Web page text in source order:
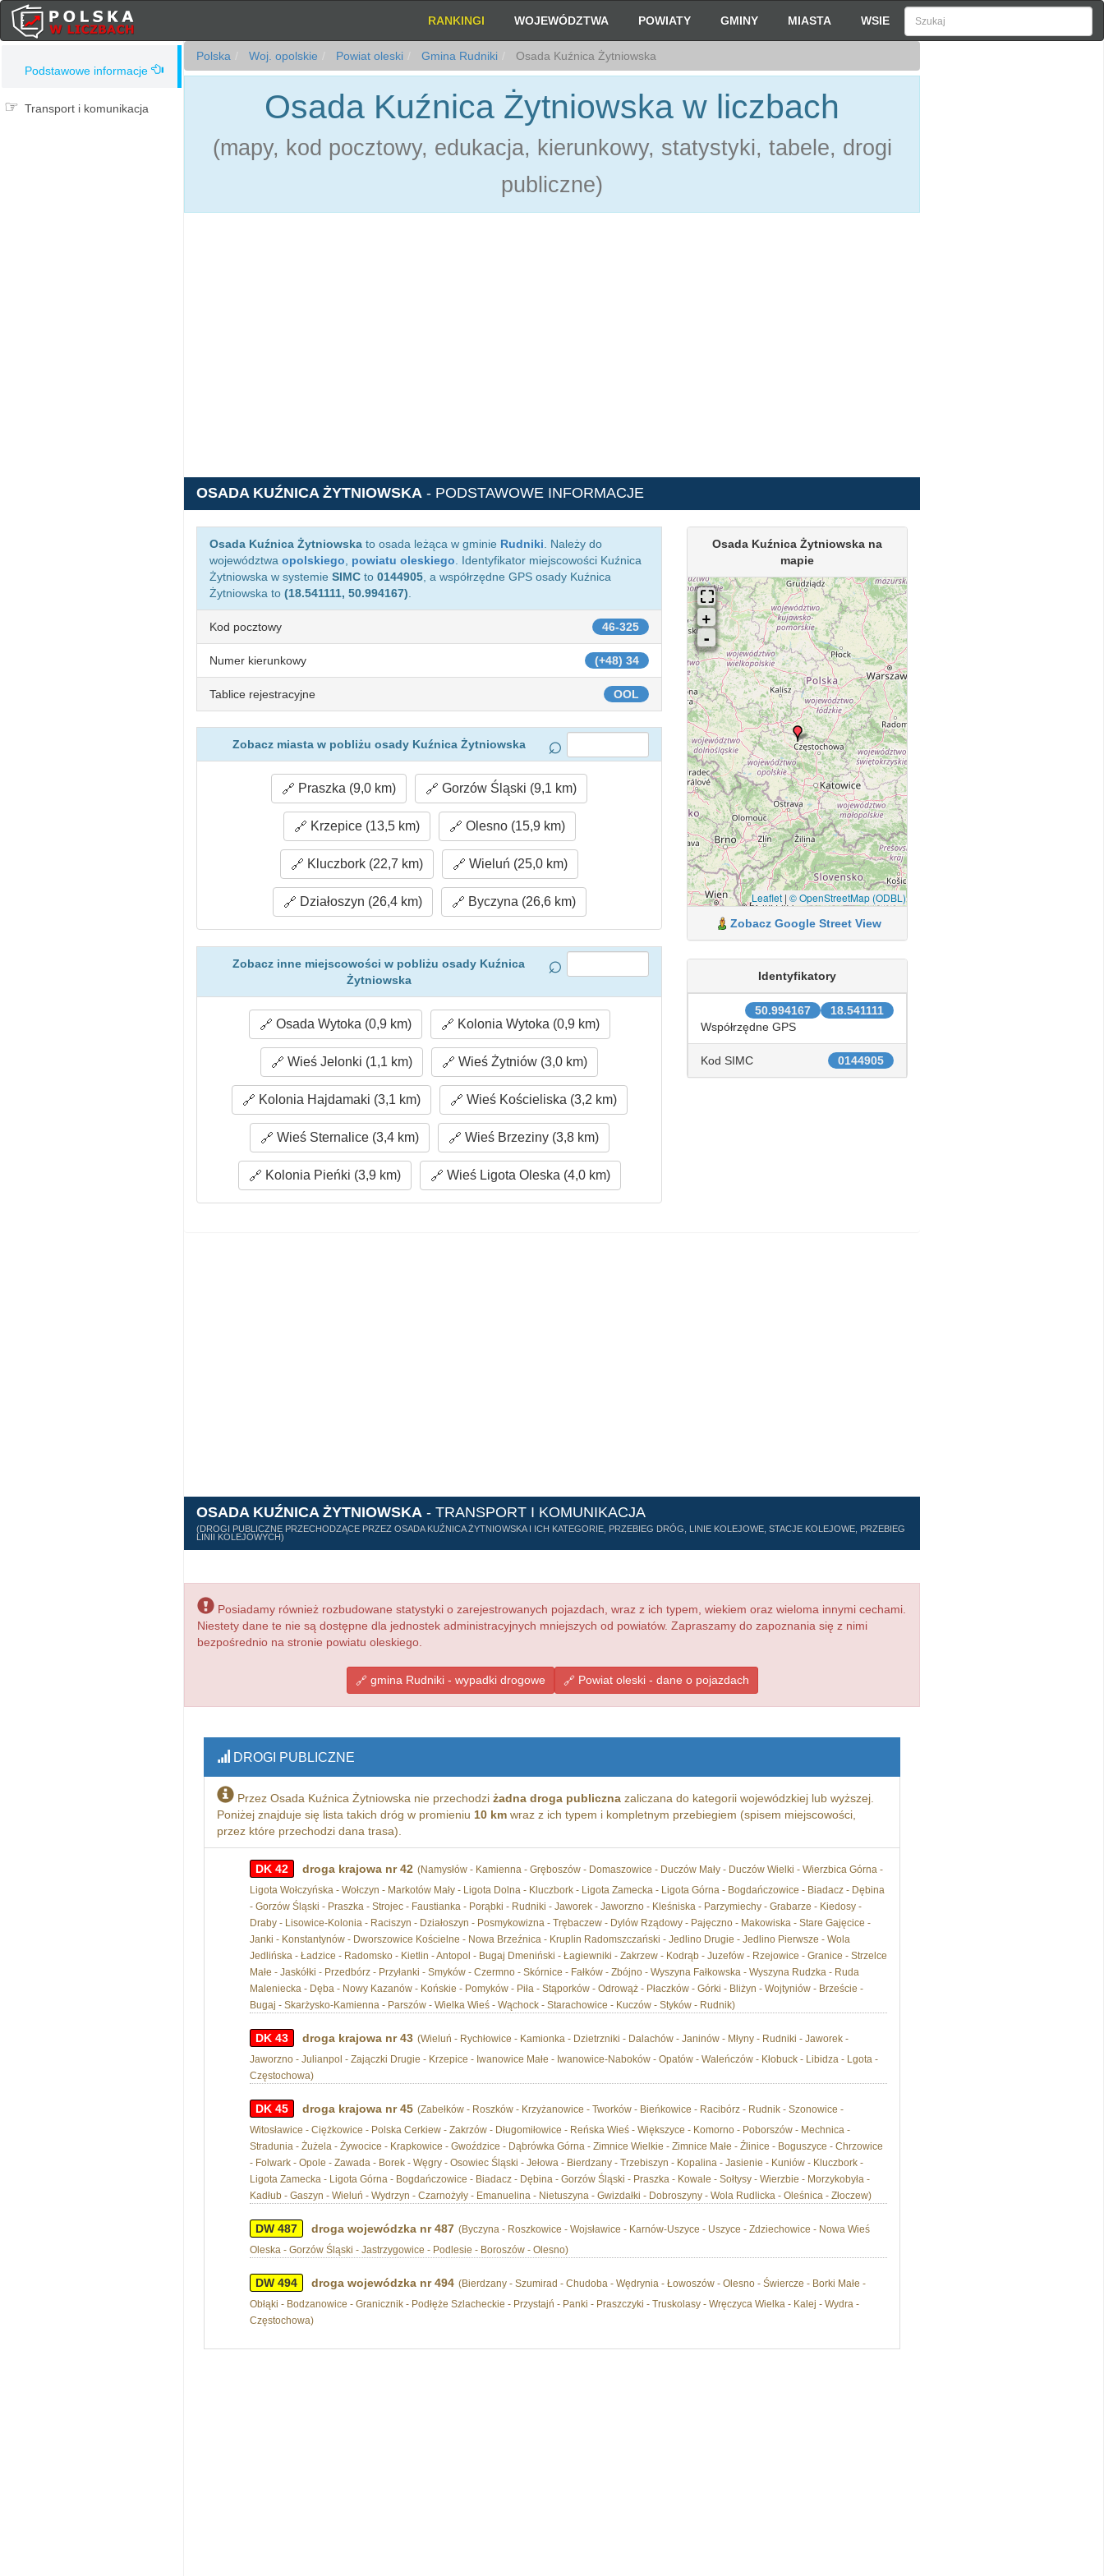
RANKINGI WOJEWÓDZTWA POWIATY GMINY MIASTA WSIE
Podstawowe informacje
Transport i komunikacja
Polska Woj. opolskie Powiat oleski Gmina Rudniki Osada Kuźnica Żytniowska
Osada Kuźnica Żytniowska w liczbach
(mapy, kod pocztowy, edukacja, kierunkowy, statystyki, tabele, drogi
publiczne)
OSADA KUŹNICA ŻYTNIOWSKA - PODSTAWOWE INFORMACJE
Osada Kuźnica Żytniowska to osada leżąca w gminie Rudniki . Należy do
województwa opolskiego powiatu oleskiego . Identyfikator miejscowości Kuźnica
Żytniowska w systemie SIMC to 0144905 , a współrzędne GPS osady Kuźnica
Żytniowska to (18.541111, 50.994167)
46-325
Kod pocztowy
(+48) 34
Numer kierunkowy
OOL
Tablice rejestracyjne
Zobacz miasta w pobliżu osady Kuźnica Żytniowska
Praszka (9,0 km) Gorzów Śląski (9,1 km)
Krzepice (13,5 km) Olesno (15,9 km)
Kluczbork (22,7 km) Wieluń (25,0 km)
Działoszyn (26,4 km) Byczyna (26,6 km)
Zobacz inne miejscowości w pobliżu osady Kuźnica
Żytniowska
Osada Wytoka (0,9 km) Kolonia Wytoka (0,9 km)
Wieś Jelonki (1,1 km) Wieś Żytniów (3,0 km)
Kolonia Hajdamaki (3,1 km) Wieś Kościeliska (3,2 km)
Wieś Sternalice (3,4 km) Wieś Brzeziny (3,8 km)
Kolonia Pieńki (3,9 km) Wieś Ligota Oleska (4,0 km)
Osada Kuźnica Żytniowska na
mapie
Leaflet| © OpenStreetMap (ODBL)
Zobacz Google Street View
Identyfikatory
18.541111
50.994167
Współrzędne GPS
0144905
Kod SIMC
OSADA KUŹNICA ŻYTNIOWSKA - TRANSPORT I KOMUNIKACJA
(DROGI PUBLICZNE PRZECHODZĄCE PRZEZ OSADA KUŹNICA ŻYTNIOWSKA I ICH KATEGORIE, PRZEBIEG DRÓG, LINIE KOLEJOWE, STACJE KOLEJOWE, PRZEBIEG
LINII KOLEJOWYCH)
Posiadamy również rozbudowane statystyki o zarejestrowanych pojazdach, wraz z ich typem, wiekiem oraz wieloma innymi cechami.
Niestety dane te nie są dostępne dla jednostek administracyjnych mniejszych od powiatów. Zapraszamy do zapoznania się z nimi
bezpośrednio na stronie powiatu oleskiego.
gmina Rudniki - wypadki drogowe Powiat oleski - dane o pojazdach
DROGI PUBLICZNE
Przez Osada Kuźnica Żytniowska nie przechodzi żadna droga publicznazaliczana do kategorii wojewódzkiej lub wyższej.
Poniżej znajduje się lista takich dróg w promieniu 10 kmwraz z ich typem i kompletnym przebiegiem (spisem miejscowości,
przez które przechodzi dana trasa).
DK 42 droga krajowa nr 42 (Namysłów - Kamienna - Gręboszów - Domaszowice - Duczów Mały - Duczów Wielki - Wierzbica Górna -
Ligota Wołczyńska - Wołczyn - Markotów Mały - Ligota Dolna - Kluczbork - Ligota Zamecka - Ligota Górna - Bogdańczowice - Biadacz - Dębina
- Gorzów Śląski - Praszka - Strojec - Faustianka - Porąbki - Rudniki - Jaworek - Jaworzno - Kleśniska - Parzymiechy - Grabarze - Kiedosy -
Draby - Lisowice-Kolonia - Raciszyn - Działoszyn - Posmykowizna - Trębaczew - Dylów Rządowy - Pajęczno - Makowiska - Stare Gajęcice -
Janki - Konstantynów - Dworszowice Kościelne - Nowa Brzeźnica - Kruplin Radomszczański - Jedlino Drugie - Jedlino Pierwsze - Wola
Jedlińska - Ładzice - Radomsko - Kietlin - Antopol - Bugaj Dmeniński - Łagiewniki - Zakrzew - Kodrąb - Juzefów - Rzejowice - Granice - Strzelce
Małe - Jaskółki - Przedbórz - Przyłanki - Smyków - Czermno - Skórnice - Fałków - Zbójno - Wyszyna Fałkowska - Wyszyna Rudzka - Ruda
Maleniecka - Dęba - Nowy Kazanów - Końskie - Pomyków - Piła - Stąporków - Odrowąż - Płaczków - Górki - Bliżyn - Wojtyniów - Brzeście -
Bugaj - Skarżysko-Kamienna - Parszów - Wielka Wieś - Wąchock - Starachowice - Kuczów - Styków - Rudnik)
DK 43 droga krajowa nr 43 (Wieluń - Rychłowice - Kamionka - Dzietrzniki - Dalachów - Janinów - Młyny - Rudniki - Jaworek -
Jaworzno - Julianpol - Zajączki Drugie - Krzepice - Iwanowice Małe - Iwanowice-Naboków - Opatów - Waleńczów - Kłobuck - Libidza - Lgota -
Częstochowa)
DK 45 droga krajowa nr 45 (Zabełków - Roszków - Krzyżanowice - Tworków - Bieńkowice - Racibórz - Rudnik - Szonowice -
Witosławice - Ciężkowice - Polska Cerkiew - Zakrzów - Długomiłowice - Reńska Wieś - Większyce - Komorno - Poborszów - Mechnica -
Stradunia - Żużela - Żywocice - Krapkowice - Gwoździce - Dąbrówka Górna - Zimnice Wielkie - Zimnice Małe - Źlinice - Boguszyce - Chrzowice
- Folwark - Opole - Zawada - Borek - Węgry - Osowiec Śląski - Jełowa - Bierdzany - Trzebiszyn - Kopalina - Jasienie - Kuniów - Kluczbork -
Ligota Zamecka - Ligota Górna - Bogdańczowice - Biadacz - Dębina - Gorzów Śląski - Praszka - Kowale - Sołtysy - Wierzbie - Morzykobyła -
Kadłub - Gaszyn - Wieluń - Wydrzyn - Czarnożyły - Emanuelina - Nietuszyna - Gwizdałki - Dobroszyny - Wola Rudlicka - Oleśnica - Złoczew)
DW 487 droga wojewódzka nr 487 (Byczyna - Roszkowice - Wojsławice - Karnów-Uszyce - Uszyce - Zdziechowice - Nowa Wieś
Oleska - Gorzów Śląski - Jastrzygowice - Podlesie - Boroszów - Olesno)
DW 494 droga wojewódzka nr 494 (Bierdzany - Szumirad - Chudoba - Wędrynia - Łowoszów - Olesno - Świercze - Borki Małe -
Obłąki - Bodzanowice - Granicznik - Podłęże Szlacheckie - Przystajń - Panki - Praszczyki - Truskolasy - Wręczyca Wielka - Kalej - Wydra -
Częstochowa)